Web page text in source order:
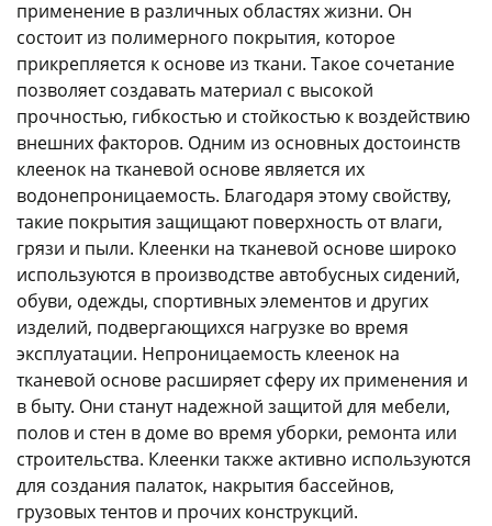
применение в различных областях жизни. Он
состоит из полимерного покрытия, которое
прикрепляется к основе из ткани. Такое сочетание
позволяет создавать материал с высокой
прочностью, гибкостью и стойкостью к воздействию
внешних факторов. Одним из основных достоинств
клеенок на тканевой основе является их
водонепроницаемость. Благодаря этому свойству,
такие покрытия защищают поверхность от влаги,
грязи и пыли. Клеенки на тканевой основе широко
используются в производстве автобусных сидений,
обуви, одежды, спортивных элементов и других
изделий, подвергающихся нагрузке во время
эксплуатации. Непроницаемость клеенок на
тканевой основе расширяет сферу их применения и
в быту. Они станут надежной защитой для мебели,
полов и стен в доме во время уборки, ремонта или
строительства. Клеенки также активно используются
для создания палаток, накрытия бассейнов,
грузовых тентов и прочих конструкций.
раз в 2 недели